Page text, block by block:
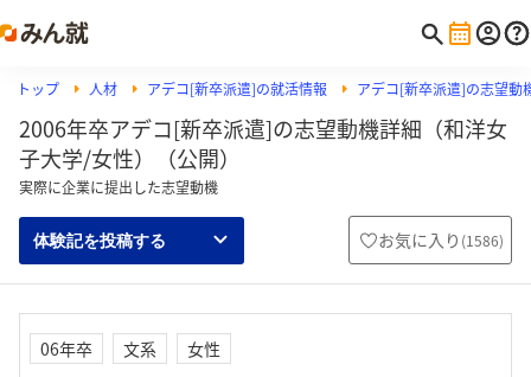
トップ 人材 アデコ[新卒派遣]の就活情報 アデコ[新卒派遣]の志望動
2006年卒アデコ[新卒派遣]の志望動機詳細（和洋女
子大学/女性）（公開）
実際に企業に提出した志望動機
体験記を投稿する お気に入り (1586)
06年卒 文系
女性